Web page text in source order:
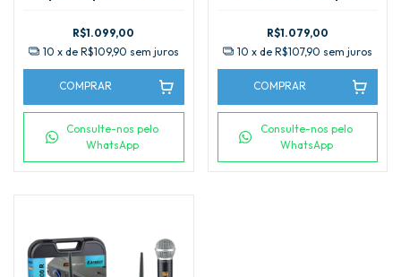
R$1.099,00
10 x de R$109,90 sem juros
COMPRAR
Consulte-nos pelo
WhatsApp
R$1.079,00
10 x de R$107,90 sem juros
COMPRAR
Consulte-nos pelo
WhatsApp